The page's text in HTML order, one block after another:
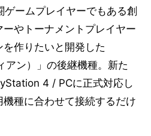
ゲームプレイヤーでもある創
やトーナメントプレイヤー
作りたいと開発した
アン）」の後継機種。新た
4 / PCに正式対応し
種に合わせて接続するだけ